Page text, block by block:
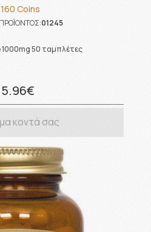
160 Coins
01245
1000mg 50 ταμπλέτες
κοντά σας